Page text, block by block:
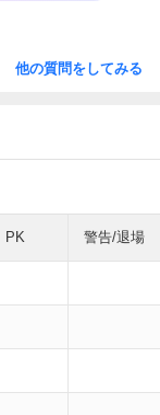
他の質問をしてみる
PK 警告/退場